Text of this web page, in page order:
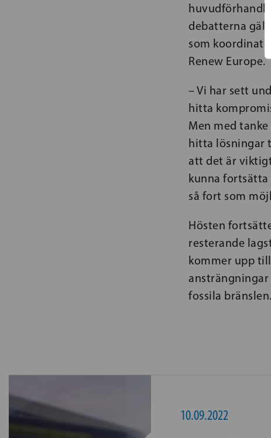
debatterna
som
Renew Europe.
– Vi har sett
hitta
Men med
hitta lösningar
att det är
kunna fortsätta
så fort som
Hösten
resterande
kommer upp
ansträngningar
fossila bränslen.
10.09.2022